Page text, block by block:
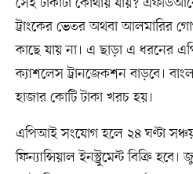
ট্রাংকের ভেতর অথবা আলমারির
কাছে যায় না। এ ছাড়া এ ধরনের
ক্যাশলেস ট্রানজেকশন বাড়বে।
হাজার কোটি টাকা খরচ হয়।
এপিআই সংযোগ হলে ২৪ ঘণ্টা
ফিন্যান্সিয়াল ইনস্ট্রুমেন্ট বিক্রি